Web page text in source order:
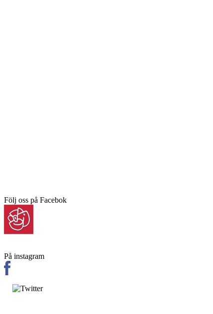
Följ oss på Facebok
På instagram